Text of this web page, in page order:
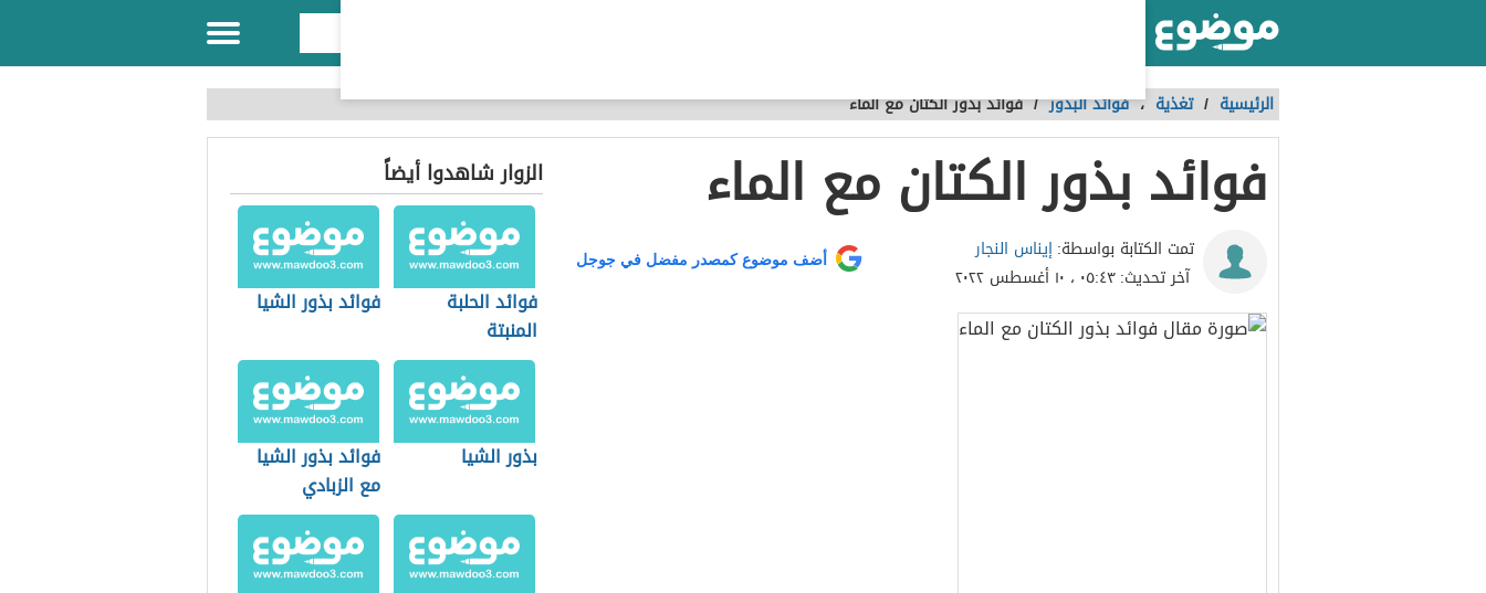
الرئيسية / تغذية ،فوائد البذور /فوائد بذور الكتان مع الماء
فوائد بذور الكتان مع الماء
تمت الكتابة بواسطة:إيناس النجار
آخر تحديث:٠٥:٤٣ ، ١٠ أغسطس ٢٠٢٢
أضف موضوع كمصدر مفضل في جوجل
الزوار شاهدوا أيضاً
فوائد الحلبة
المنبتة
فوائد بذور الشيا
بذور الشيا
فوائد بذور الشيا
مع الزبادي